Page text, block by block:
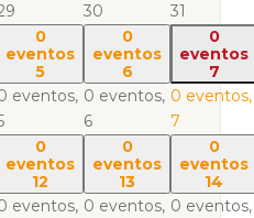
30
31
0
eventos
5
eventos,
0
eventos
6
0 eventos,
6
0
eventos
7
0 eventos,
7
0
eventos
12
eventos,
0
eventos
13
0 eventos,
0
eventos
14
0 eventos,